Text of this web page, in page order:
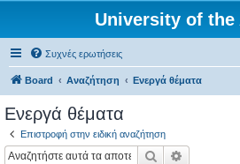
University of the
Συχνές ερωτήσεις
Board Αναζήτηση Ενεργά θέματα
Ενεργά θέματα
Επιστροφή στην ειδική αναζήτηση
Αναζήτηση